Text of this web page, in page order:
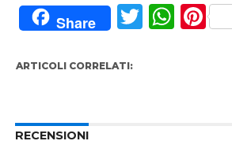
Share Twitter
ARTICOLI CORRELATI:
RECENSIONI